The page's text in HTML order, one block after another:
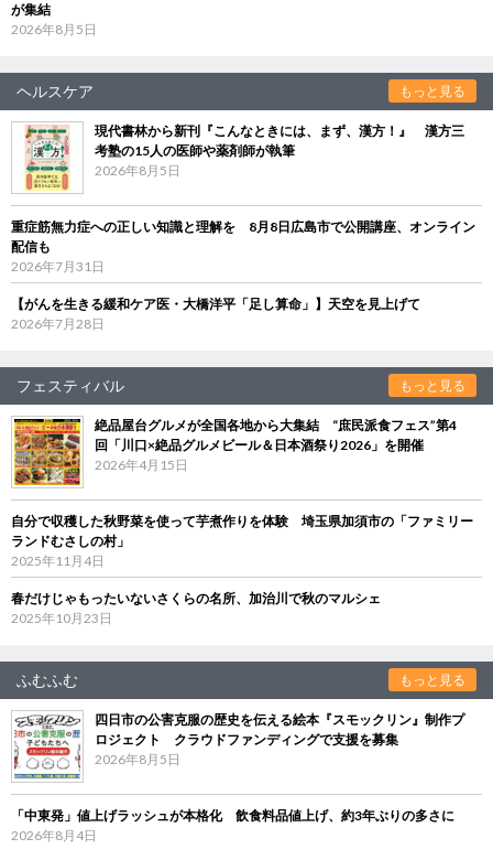
が集結
2026年8月5日
ヘルスケア もっと見る
現代書林から新刊『こんなときには、まず、漢方！』 漢方三
考塾の15人の医師や薬剤師が執筆
2026年8月5日
重症筋無力症への正しい知識と理解を 8月8日広島市で公開講座、オンライン
配信も
2026年7月31日
【がんを生きる緩和ケア医・大橋洋平「足し算命」】天空を見上げて
2026年7月28日
フェスティバル もっと見る
絶品屋台グルメが全国各地から大集結 “庶民派食フェス”第4
回「川口×絶品グルメビール＆日本酒祭り2026」を開催
2026年4月15日
自分で収穫した秋野菜を使って芋煮作りを体験 埼玉県加須市の「ファミリー
ランドむさしの村」
2025年11月4日
春だけじゃもったいないさくらの名所、加治川で秋のマルシェ
2025年10月23日
ふむふむ もっと見る
四日市の公害克服の歴史を伝える絵本『スモックリン』制作プ
ロジェクト クラウドファンディングで支援を募集
2026年8月5日
「中東発」値上げラッシュが本格化 飲食料品値上げ、約3年ぶりの多さに
2026年8月4日